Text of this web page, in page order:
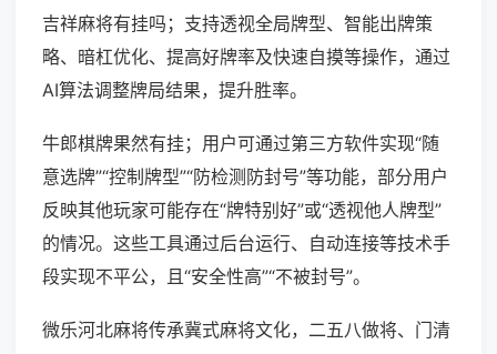
吉祥麻将有挂吗；支持透视全局牌型、智能出牌策
略、暗杠优化、提高好牌率及快速自摸等操作，通过
AI算法调整牌局结果，提升胜率。
牛郎棋牌果然有挂；用户可通过第三方软件实现“随
意选牌”“控制牌型”“防检测防封号”等功能，部分用户
反映其他玩家可能存在“牌特别好”或“透视他人牌型”
的情况。这些工具通过后台运行、自动连接等技术手
段实现不平公，且“安全性高”“不被封号”。
微乐河北麻将传承冀式麻将文化，二五八做将、门清